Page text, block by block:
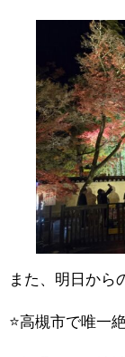
また、明日から
⭐高槻市で唯一